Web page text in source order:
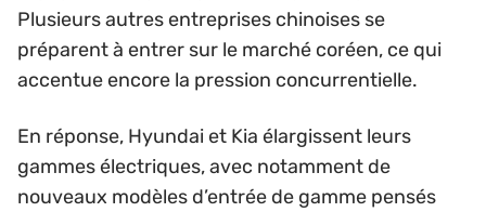
Plusieurs autres entreprises chinoises se
préparent à entrer sur le marché coréen, ce qui
accentue encore la pression concurrentielle.
En réponse, Hyundai et Kia élargissent leurs
gammes électriques, avec notamment de
nouveaux modèles d’entrée de gamme pensés